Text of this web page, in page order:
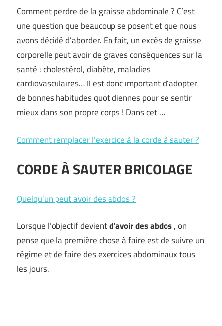
Comment perdre de la graisse abdominale ? C’est
une question que beaucoup se posent et que nous
avons décidé d’aborder. En fait, un excès de graisse
corporelle peut avoir de graves conséquences sur la
santé : cholestérol, diabète, maladies
cardiovasculaires… Il est donc important d’adopter
de bonnes habitudes quotidiennes pour se sentir
mieux dans son propre corps ! Dans cet …
Comment remplacer l’exercice à la corde à sauter ?
CORDE À SAUTER BRICOLAGE
Quelqu’un peut avoir des abdos ?
Lorsque l’objectif devientd’avoir des abdos, on
pense que la première chose à faire est de suivre un
régime et de faire des exercices abdominaux tous
les jours.